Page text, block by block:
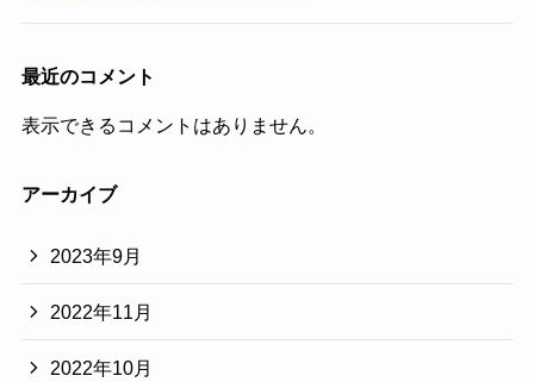
最近のコメント
表示できるコメントはありません。
アーカイブ
2023年9月
2022年11月
2022年10月